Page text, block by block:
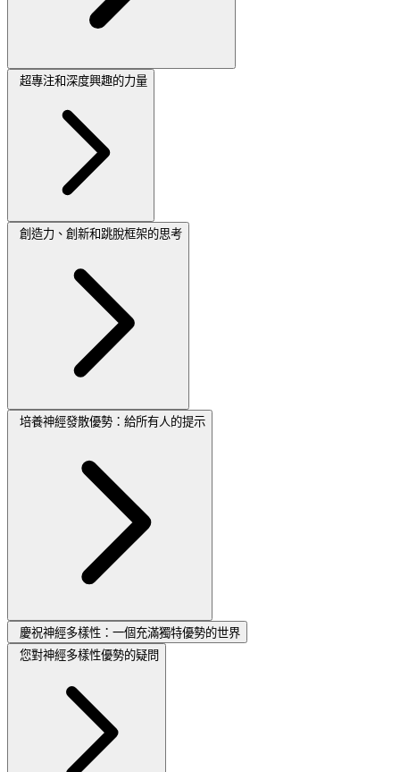
超專注和深度興趣的力量
創造力、創新和跳脫框架的思考
培養神經發散優勢：給所有人的提示
慶祝神經多樣性：一個充滿獨特優勢的世界
您對神經多樣性優勢的疑問